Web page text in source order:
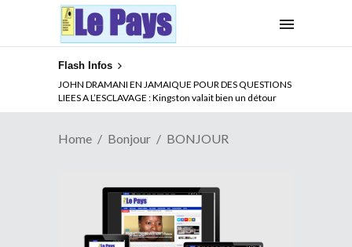
Flash Infos
JOHN DRAMANI EN JAMAIQUE POUR DES QUESTIONS
LIEES A L’ESCLAVAGE : Kingston valait bien un détour
Home Bonjour BONJOUR